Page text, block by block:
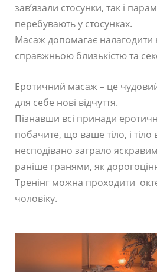
зав’язали стосунки, так і
перебувають у стосунках.
Масаж допомагає налагодити
справжньою близькістю та
Еротичний масаж – це
для себе нові відчуття.
Пізнавши всі принади
побачите, що ваше тіло, і
несподівано заграло
раніше гранями, як
Тренінг можна проходити
чоловіку.